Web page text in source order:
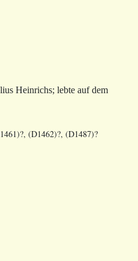
Heinrichs; lebte auf dem
(D1462)?, (D1487)?